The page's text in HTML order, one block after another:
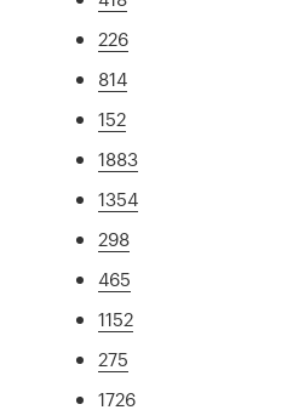
226
814
152
1883
1354
298
465
1152
275
1726